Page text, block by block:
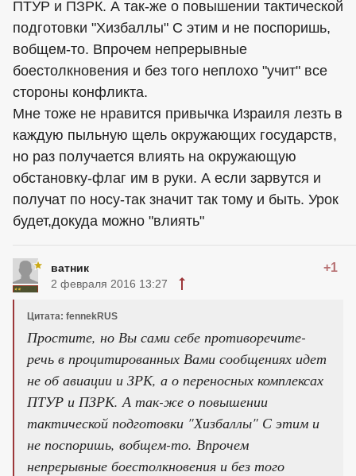
ПТУР и ПЗРК. А так-же о повышении тактической
подготовки "Хизбаллы" С этим и не поспоришь,
вобщем-то. Впрочем непрерывные
боестолкновения и без того неплохо "учит" все
стороны конфликта.
Мне тоже не нравится привычка Израиля лезть в
каждую пыльную щель окружающих государств,
но раз получается влиять на окружающую
обстановку-флаг им в руки. А если зарвутся и
получат по носу-так значит так тому и быть. Урок
будет,докуда можно "влиять"
ватник +1
2 февраля 2016 13:27
Цитата: fennekRUS
Простите, но Вы сами себе противоречите-
речь в процитированных Вами сообщениях идет
не об авиации и ЗРК, а о переносных комплексах
ПТУР и ПЗРК. А так-же о повышении
тактической подготовки "Хизбаллы" С этим и
не поспоришь, вобщем-то. Впрочем
непрерывные боестолкновения и без того